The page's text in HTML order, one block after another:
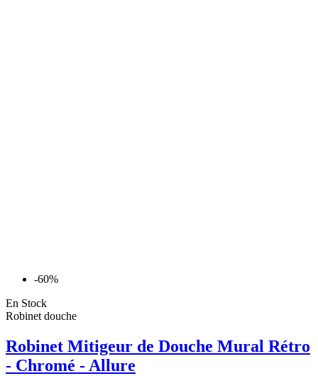
-60%
En Stock
Robinet douche
Robinet Mitigeur de Douche Mural Rétro
- Chromé - Allure